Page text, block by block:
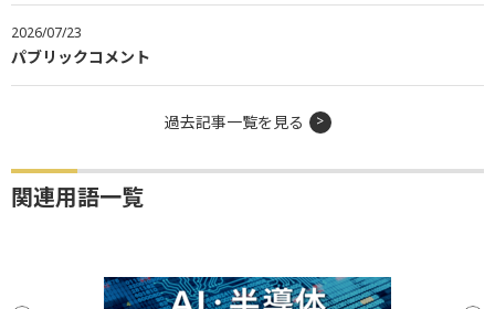
2026/07/23
パブリックコメント
過去記事一覧を見る
関連用語一覧